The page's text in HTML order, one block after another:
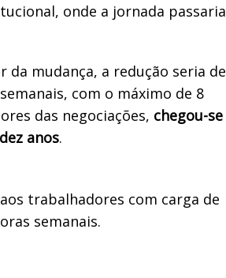
onde a jornada passaria
da mudança, a redução seria de
com o máximo de 8
das negociações, chegou-se
anos.
trabalhadores com carga de
semanais.